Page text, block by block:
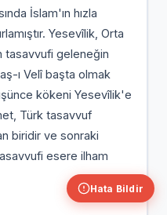
İslam'ın hızla
Yesevîlik, Orta
tasavvufi geleneğin
ı Velî başta olmak
kökeni Yesevîlik'e
Türk tasavvuf
biridir ve sonraki
esere ilham
Hata Bildir